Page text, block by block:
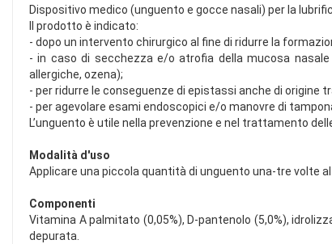
Dispositivo medico (unguento e gocce nasali) per la
Il prodotto è indicato:
- dopo un intervento chirurgico al fine di ridurre la
- in caso di secchezza e/o atrofia della mucosa
allergiche, ozena);
- per ridurre le conseguenze di epistassi anche di origine
- per agevolare esami endoscopici e/o manovre di
L’unguento è utile nella prevenzione e nel trattamento
Modalità d'uso
Applicare una piccola quantità di unguento una-tre volte
Componenti
Vitamina A palmitato (0,05%), D-pantenolo (5,0%),
depurata.